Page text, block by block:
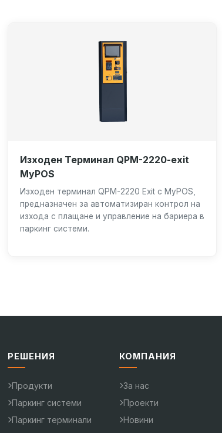
Изходен Терминал QPM-2220-exit
MyPOS
Изходен терминал QPM-2220 Exit с MyPOS,
предназначен за автоматизиран контрол на
изхода с плащане и управление на бариера в
паркинг системи.
РЕШЕНИЯ
Продукти
Паркинг системи
Паркинг терминали
КОМПАНИЯ
За нас
Проекти
Новини